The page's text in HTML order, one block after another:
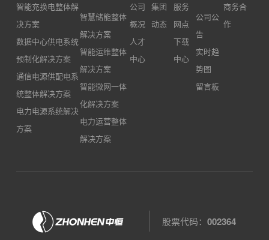
智能充换电整体解
决方案
数据中心供电系统
预制化解决方案
通信电源供配电系
统整体解决方案
电力电源系统解决
方案
智慧储能整体
解决方案
智能运维整体
解决方案
智能微网一体
化解决方案
电力运营整体
解决方案
公司
概况
人才
中心
集团
动态
服务
网点
下载
中心
公司公
告
实时趋
势图
留言板
商务合
作
股票代码： 002364